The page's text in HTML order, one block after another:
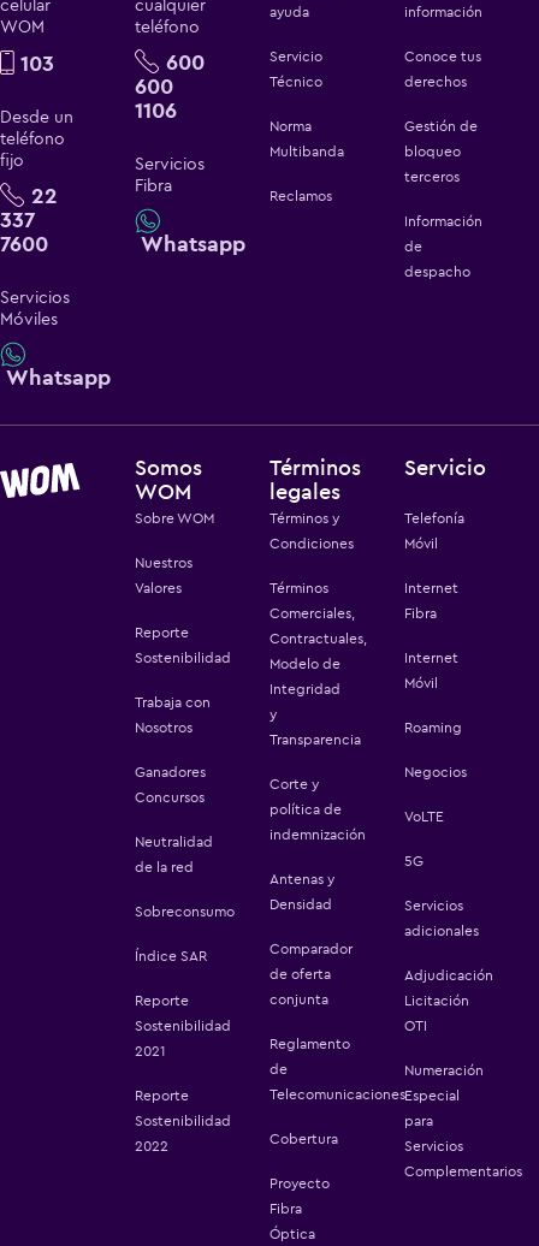
celular
WOM
103
Desde un
teléfono
fijo
22
337
7600
Servicios
Móviles
Whatsapp
cualquier
teléfono
600
600
1106
Servicios
Fibra
Whatsapp
ayuda
Servicio
Técnico
Norma
Multibanda
Reclamos
información
Conoce tus
derechos
Gestión de
bloqueo
terceros
Información
de
despacho
Somos
WOM
Sobre WOM
Nuestros
Valores
Reporte
Sostenibilidad
Trabaja con
Nosotros
Ganadores
Concursos
Neutralidad
de la red
Sobreconsumo
Índice SAR
Reporte
Sostenibilidad
2021
Reporte
Sostenibilidad
2022
Términos
legales
Términos y
Condiciones
Términos
Comerciales,
Contractuales,
Modelo de
Integridad
y
Transparencia
Corte y
política de
indemnización
Antenas y
Densidad
Comparador
de oferta
conjunta
Reglamento
de
Telecomunicaciones
Cobertura
Proyecto
Fibra
Óptica
Servicio
Telefonía
Móvil
Internet
Fibra
Internet
Móvil
Roaming
Negocios
VoLTE
5G
Servicios
adicionales
Adjudicación
Licitación
OTI
Numeración
Especial
para
Servicios
Complementarios